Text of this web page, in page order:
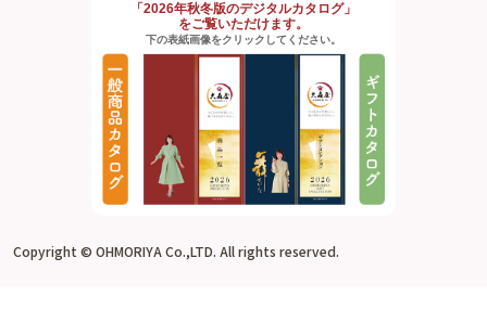
「2026年秋冬版のデジタルカタログ」
をご覧いただけます。
下の表紙画像をクリックしてください。
Copyright © OHMORIYA Co.,LTD. All rights reserved.